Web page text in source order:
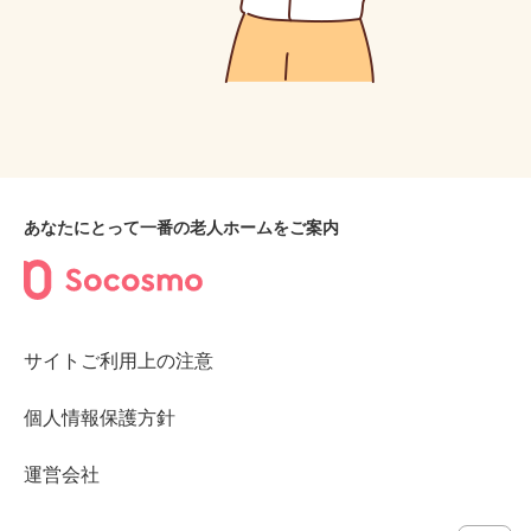
あなたにとって一番の老人ホームをご案内
サイトご利用上の注意
個人情報保護方針
運営会社